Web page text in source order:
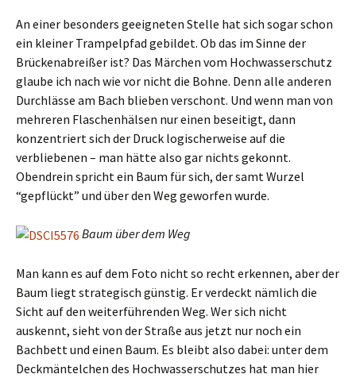
An einer besonders geeigneten Stelle hat sich sogar schon
ein kleiner Trampelpfad gebildet. Ob das im Sinne der
Brückenabreißer ist? Das Märchen vom Hochwasserschutz
glaube ich nach wie vor nicht die Bohne. Denn alle anderen
Durchlässe am Bach blieben verschont. Und wenn man von
mehreren Flaschenhälsen nur einen beseitigt, dann
konzentriert sich der Druck logischerweise auf die
verbliebenen – man hätte also gar nichts gekonnt.
Obendrein spricht ein Baum für sich, der samt Wurzel
“gepflückt” und über den Weg geworfen wurde.
Baum über dem Weg
Man kann es auf dem Foto nicht so recht erkennen, aber der
Baum liegt strategisch günstig. Er verdeckt nämlich die
Sicht auf den weiterführenden Weg. Wer sich nicht
auskennt, sieht von der Straße aus jetzt nur noch ein
Bachbett und einen Baum. Es bleibt also dabei: unter dem
Deckmäntelchen des Hochwasserschutzes hat man hier